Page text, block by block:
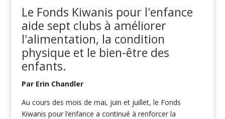
Le Fonds Kiwanis pour l'enfance
aide sept clubs à améliorer
l'alimentation, la condition
physique et le bien-être des
enfants.
Par Erin Chandler
Au cours des mois de mai, juin et juillet, le Fonds
Kiwanis pour l’enfance a continué à renforcer la